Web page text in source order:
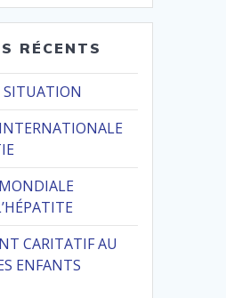
RÉCENTS
CARITATIF AU
ENFANTS